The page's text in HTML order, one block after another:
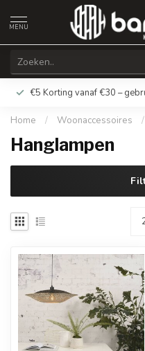
MENU
€5 Korting vanaf €30 –
Home / Woonaccessoires /
Hanglampen